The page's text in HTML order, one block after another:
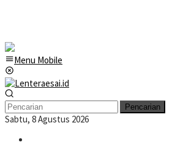
Menu Mobile
Pencarian
Sabtu, 8 Agustus 2026